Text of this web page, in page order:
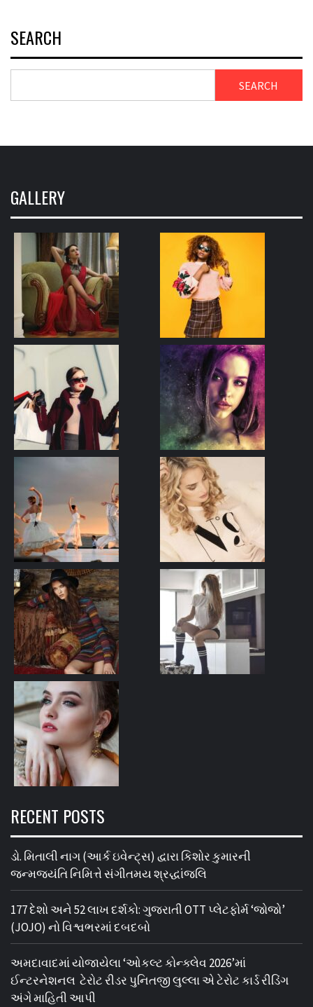
SEARCH
SEARCH
GALLERY
RECENT POSTS
ડો. મિતાલી નાગ (આર્ક ઇવેન્ટ્સ) દ્વારા કિશોર કુમારની
જન્મજયંતિ નિમિત્તે સંગીતમય શ્રદ્ધાંજલિ
177 દેશો અને 52 લાખ દર્શકો: ગુજરાતી OTT પ્લેટફોર્મ ‘જોજો’
(JOJO) નો વિશ્વભરમાં દબદબો
અમદાવાદમાં યોજાયેલા ‘ઓકલ્ટ કોન્ક્લેવ 2026’માં
ઈન્ટરનેશનલ ટેરોટ રીડર પુનિતજી લુલ્લા એ ટેરોટ કાર્ડ રીડિંગ
અંગે માહિતી આપી